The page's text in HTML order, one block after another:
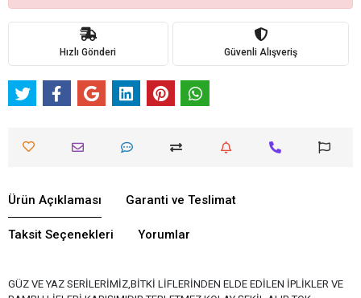
Hızlı Gönderi Güvenli Alışveriş
Ürün Açıklaması Garanti ve Teslimat
Taksit Seçenekleri Yorumlar
GÜZ VE YAZ SERİLERİMİZ,BİTKİ LİFLERİNDEN ELDE EDİLEN İPLİKLER VE